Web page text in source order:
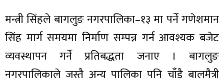
मन्त्री सिंहले बागलुङ नगरपालिका–१३ मा पर्ने गणेशमान
सिंह मार्ग समयमा निर्माण सम्पन्न गर्न आवश्यक बजेट
व्यवस्थापन गर्ने प्रतिबद्धता जनाए । बागलुङ
नगरपालिकाले जस्तै अन्य पालिका पनि चाँडै बालमैत्री